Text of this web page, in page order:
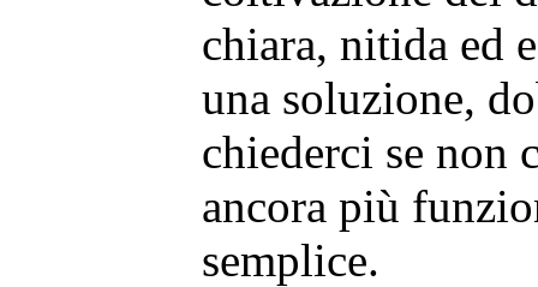
chiara, nitida ed
una soluzione,
chiederci se non
ancora più
semplice.